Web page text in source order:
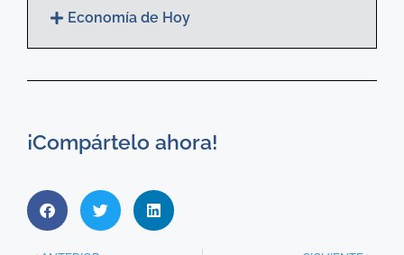
Economía de Hoy
¡Compártelo ahora!